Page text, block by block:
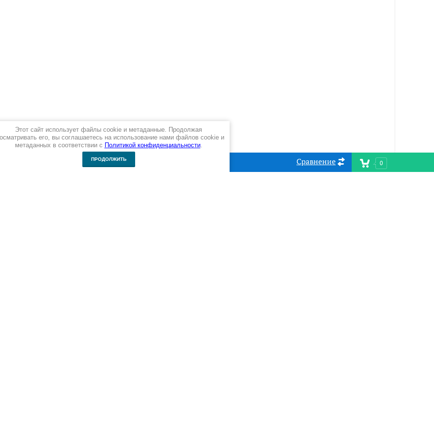
Этот сайт использует файлы cookie и метаданные. Продолжая
его, вы соглашаетесь на использование нами файлов cookie и
метаданных в соответствии с Политикой конфиденциальности.
ПРОДОЛЖИТЬ Сравнение 0